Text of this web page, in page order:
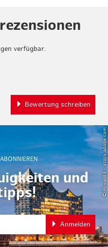
verfügbar.
Bewertung schreiben
und
Anmelden
© Powell83 – stock.adobe.com